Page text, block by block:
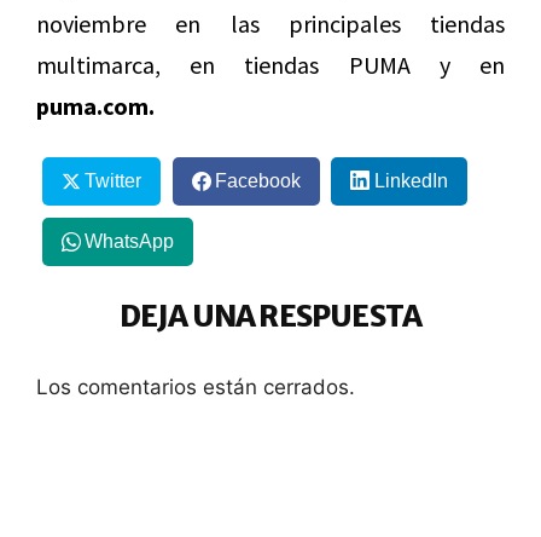
noviembre en las principales tiendas
multimarca, en tiendas PUMA y en
puma.com.
Twitter Facebook LinkedIn
WhatsApp
DEJA UNA RESPUESTA
Los comentarios están cerrados.